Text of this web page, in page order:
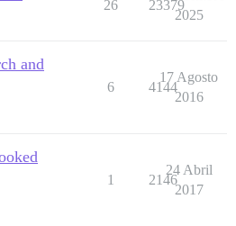
26 23379
2025
and
6 4144
17 Agosto
2016
1 2146
24 Abril
2017